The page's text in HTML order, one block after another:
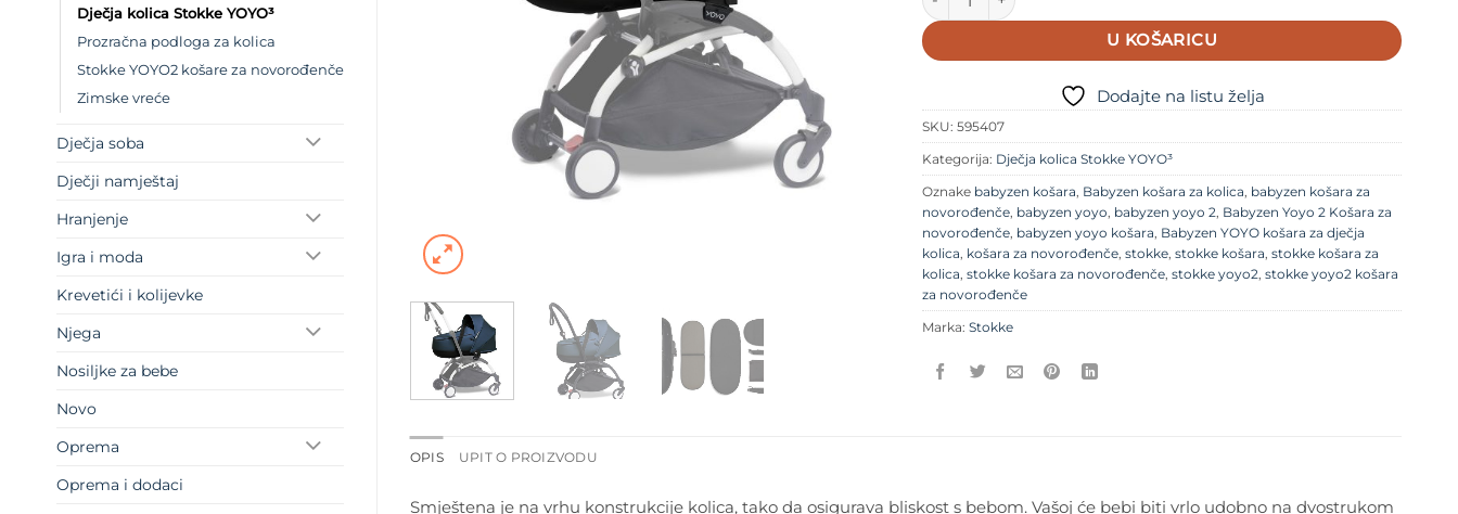
Dječja kolica Stokke YOYO³
Prozračna podloga za kolica
Stokke YOYO2 košare za novorođenče
Zimske vreće
Dječja soba
Dječji namještaj
Hranjenje
Igra i moda
Krevetići i kolijevke
Njega
Nosiljke za bebe
Novo
Oprema
Oprema i dodaci
U KOŠARICU
Dodajte na listu želja
SKU: 595407
Kategorija: Dječja kolica Stokke YOYO³
Oznake babyzen košara Babyzen košara za kolica babyzen košara za
novorođenče babyzen yoyo babyzen yoyo 2 Babyzen Yoyo 2 Košara za
novorođenče babyzen yoyo košara Babyzen YOYO košara za dječja
kolica košara za novorođenče stokke stokke košara stokke košara za
kolica stokke košara za novorođenče stokke yoyo2 stokke yoyo2 košara
za novorođenče
Marka: Stokke
OPIS UPIT O PROIZVODU
Smještena je na vrhu konstrukcije kolica, tako da osigurava bliskost s bebom. Vašoj će bebi biti vrlo udobno na dvostrukom